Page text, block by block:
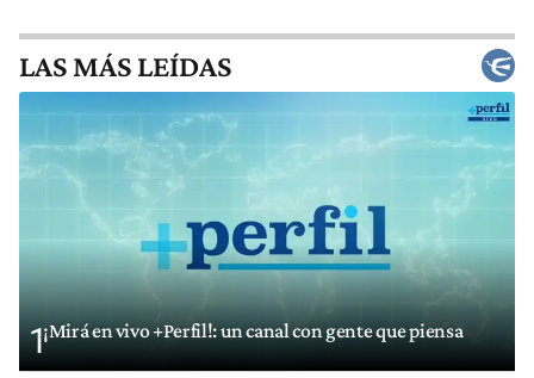
LAS MÁS LEÍDAS
1¡Mirá en vivo +Perfil!: un canal con gente que piensa